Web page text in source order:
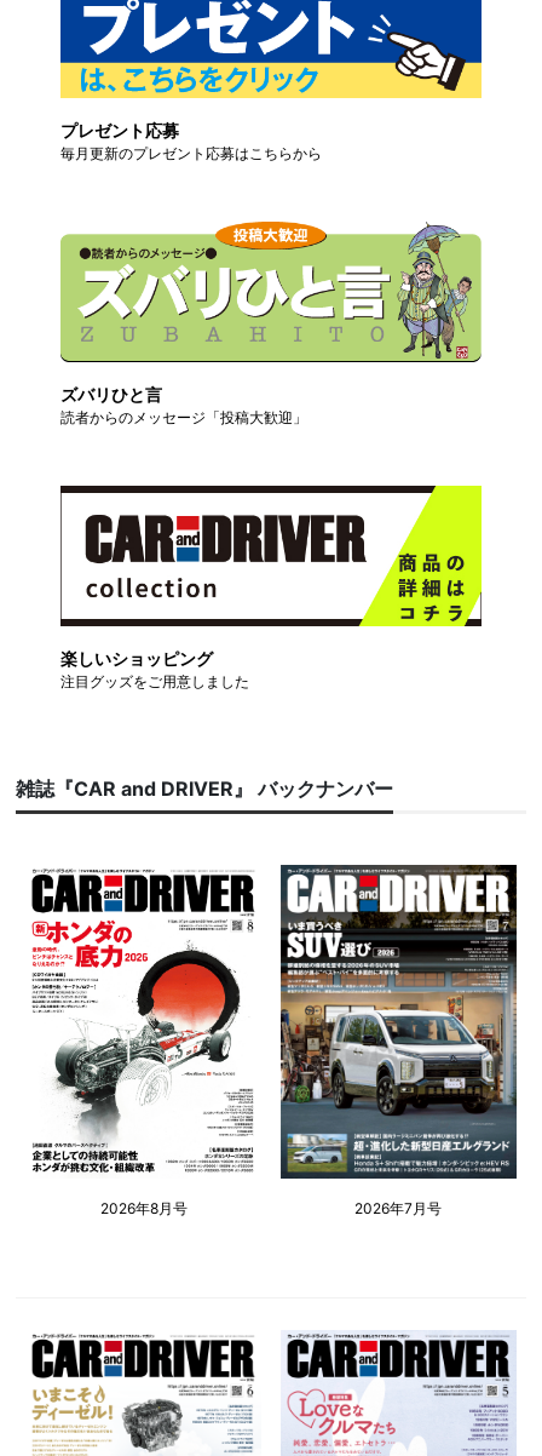
プレゼント応募
毎月更新のプレゼント応募はこちらから
ズバリひと言
読者からのメッセージ「投稿大歓迎」
楽しいショッピング
注目グッズをご用意しました
雑誌『CAR and DRIVER』 バックナンバー
2026年8月号 2026年7月号